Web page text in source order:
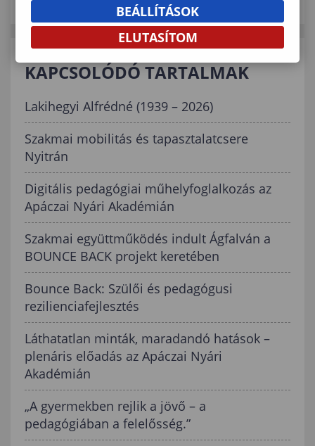
KAPCSOLÓDÓ TARTALMAK
Lakihegyi Alfrédné (1939 – 2026)
Szakmai mobilitás és tapasztalatcsere
Nyitrán
Digitális pedagógiai műhelyfoglalkozás az
Apáczai Nyári Akadémián
Szakmai együttműködés indult Ágfalván a
BOUNCE BACK projekt keretében
Bounce Back: Szülői és pedagógusi
rezilienciafejlesztés
Láthatatlan minták, maradandó hatások –
plenáris előadás az Apáczai Nyári
Akadémián
„A gyermekben rejlik a jövő – a
pedagógiában a felelősség.”
BEÁLLÍTÁSOK
ELUTASÍTOM